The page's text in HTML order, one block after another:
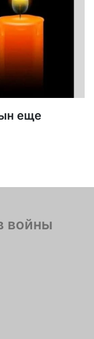
еще
войны